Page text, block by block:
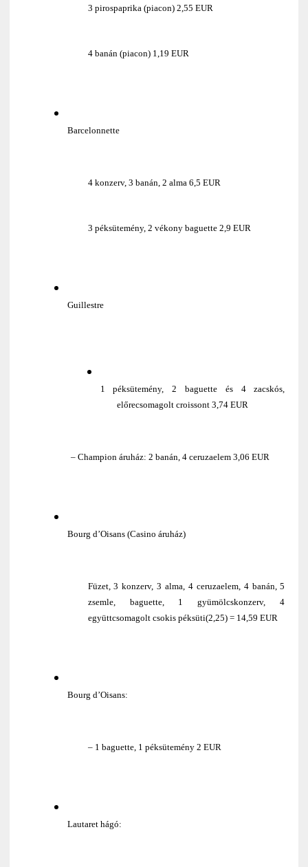
3 pirospaprika (piacon) 2,55 EUR
4 banán (piacon) 1,19 EUR
Barcelonnette
4 konzerv, 3 banán, 2 alma 6,5 EUR
3 péksütemény, 2 vékony baguette 2,9 EUR
Guillestre
1 péksütemény, 2 baguette és 4 zacskós,
előrecsomagolt croissont 3,74 EUR
– Champion áruház: 2 banán, 4 ceruzaelem 3,06 EUR
Bourg d’Oisans (Casino áruház)
Füzet, 3 konzerv, 3 alma, 4 ceruzaelem, 4 banán, 5
zsemle, baguette, 1 gyümölcskonzerv, 4
együttcsomagolt csokis péksüti(2,25) = 14,59 EUR
Bourg d’Oisans:
– 1 baguette, 1 péksütemény 2 EUR
Lautaret hágó: